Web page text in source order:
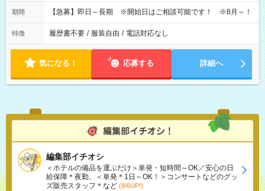
期間 【急募】即日～長期 ※開始日はご相談可能です！ ※8月～！
特徴 履歴書不要 / 服装自由 / 電話対応なし
気になる！ 応募する 詳細へ
編集部イチオシ
＜ホテルの備品を運ぶだけ＞単発・短時間～OK／安心の日
給保障＊夜勤、＜単発＊1日～OK！＞コンサートなどのグッ
ズ販売スタッフ＊など (8/6UP!)